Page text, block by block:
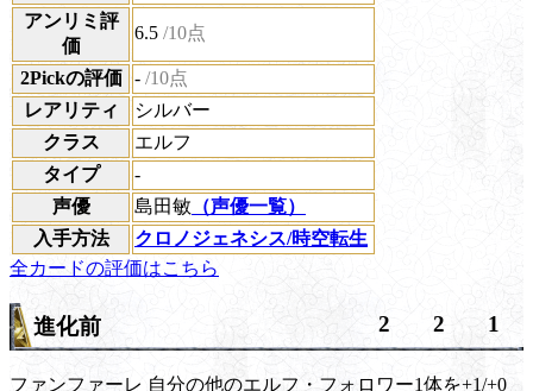
アンリミ評
価
6.5 /10点
2Pickの評価 - /10点
レアリティ
シルバー
クラス
エルフ
タイプ
-
声優
島田敏 （声優一覧）
入手方法
クロノジェネシス/時空転生
全カードの評価はこちら
進化前 2 2 1
ファンファーレ 自分の他のエルフ・フォロワー1体を+1/+0